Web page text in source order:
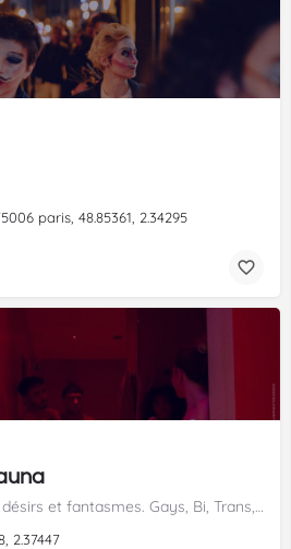
paris, 48.85361, 2.34295
CLUB réservé à tous les désirs et fantasmes. Gays, Bi, Trans, Trav, Tgirls, ...
2.37447